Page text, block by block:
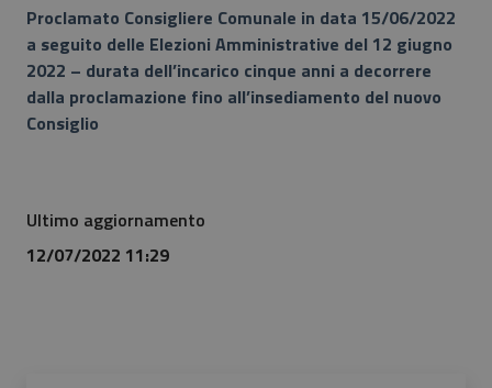
Proclamato Consigliere Comunale in data 15/06/2022
a seguito delle Elezioni Amministrative del 12 giugno
2022 – durata dell’incarico cinque anni a decorrere
dalla proclamazione fino all’insediamento del nuovo
Consiglio
Ultimo aggiornamento
12/07/2022 11:29